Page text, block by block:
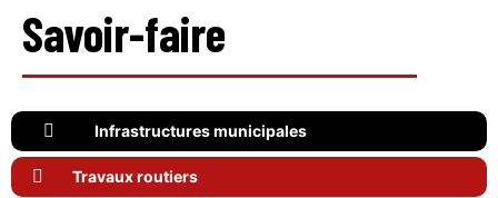
Savoir-faire
Infrastructures municipales
Travaux routiers